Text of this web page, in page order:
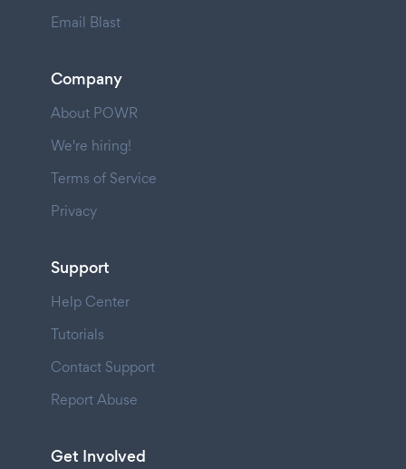
Email Blast
Company
About POWR
We're hiring!
Terms of Service
Privacy
Support
Help Center
Tutorials
Contact Support
Report Abuse
Get Involved